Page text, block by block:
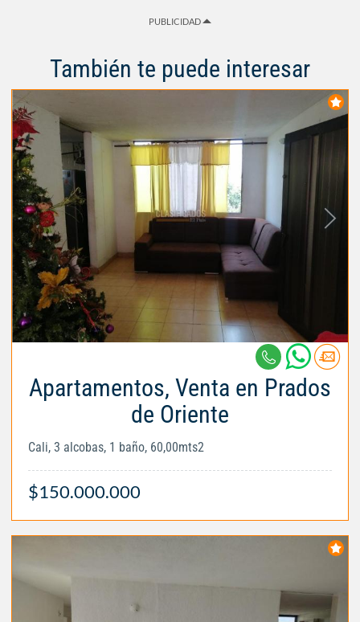
PUBLICIDAD
También te puede interesar
Apartamentos, Venta en Prados
de Oriente
Cali, 3 alcobas, 1 baño, 60,00mts2
$150.000.000